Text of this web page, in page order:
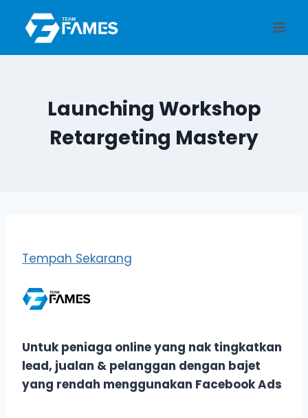
content
Launching Workshop
Retargeting Mastery
Tempah Sekarang
Untuk peniaga online yang nak tingkatkan
lead, jualan & pelanggan dengan bajet
yang rendah menggunakan Facebook Ads